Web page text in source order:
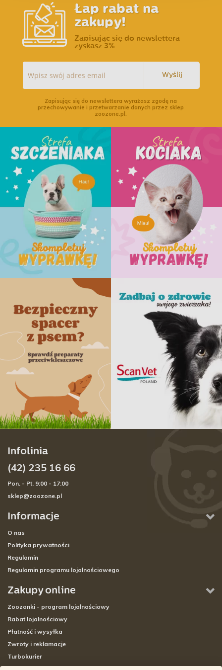
Łap rabat na
zakupy!
Zapisując się do newslettera
zyskasz 3%
Wyślij
Zapisując się do newslettera wyrażasz zgodę na
przechowywanie i przetwarzanie danych przez sklep
zoozone.pl.
Informacje
O nas
Polityka prywatności
Regulamin
Regulamin programu lojalnościowego
Zakupy online
Zoozonki - program lojalnościowy
Rabat lojalnościowy
Płatność i wysyłka
Zwroty i reklamacje
Turbokurier
Infolinia
(42) 235 16 66
Pon. - Pt. 9:00 - 17:00
sklep@zoozone.pl